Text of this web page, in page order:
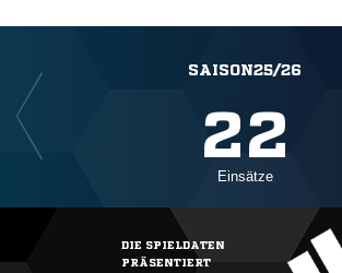
SAISON25/26
22
Einsätze
DIE SPIELDATEN
PRÄSENTIERT